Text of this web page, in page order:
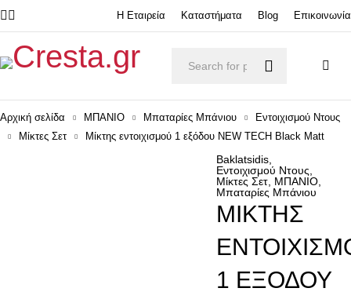
Η Εταιρεία Καταστήματα Blog Επικοινωνία
Αρχική σελίδα ΜΠΑΝΙΟ Μπαταρίες Μπάνιου
Εντοιχισμού Ντους
Μίκτες Σετ
Μίκτης εντοιχισμού 1 εξόδου NEW TECH Black Matt
Baklatsidis
Εντοιχισμού Ντους
Μίκτες Σετ ΜΠΑΝΙΟ
Μπαταρίες Μπάνιου
ΜΊΚΤΗΣ
1 ΕΞΌΔΟΥ